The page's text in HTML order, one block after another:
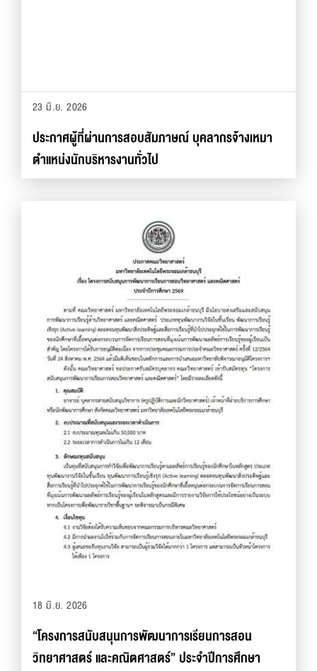
23 มิ.ย. 2026
ประกาศผู้ที่ผ่านการสอบสัมภาษณ์ บุคลากรจ้างเหมา
ตำแหน่งนักบริหารงานทั่วไป
18 มิ.ย. 2026
“โครงการสนับสนุนการพัฒนาการเรียนการสอน
วิทยาศาสตร์ และคณิตศาสตร์” ประจำปีการศึกษา